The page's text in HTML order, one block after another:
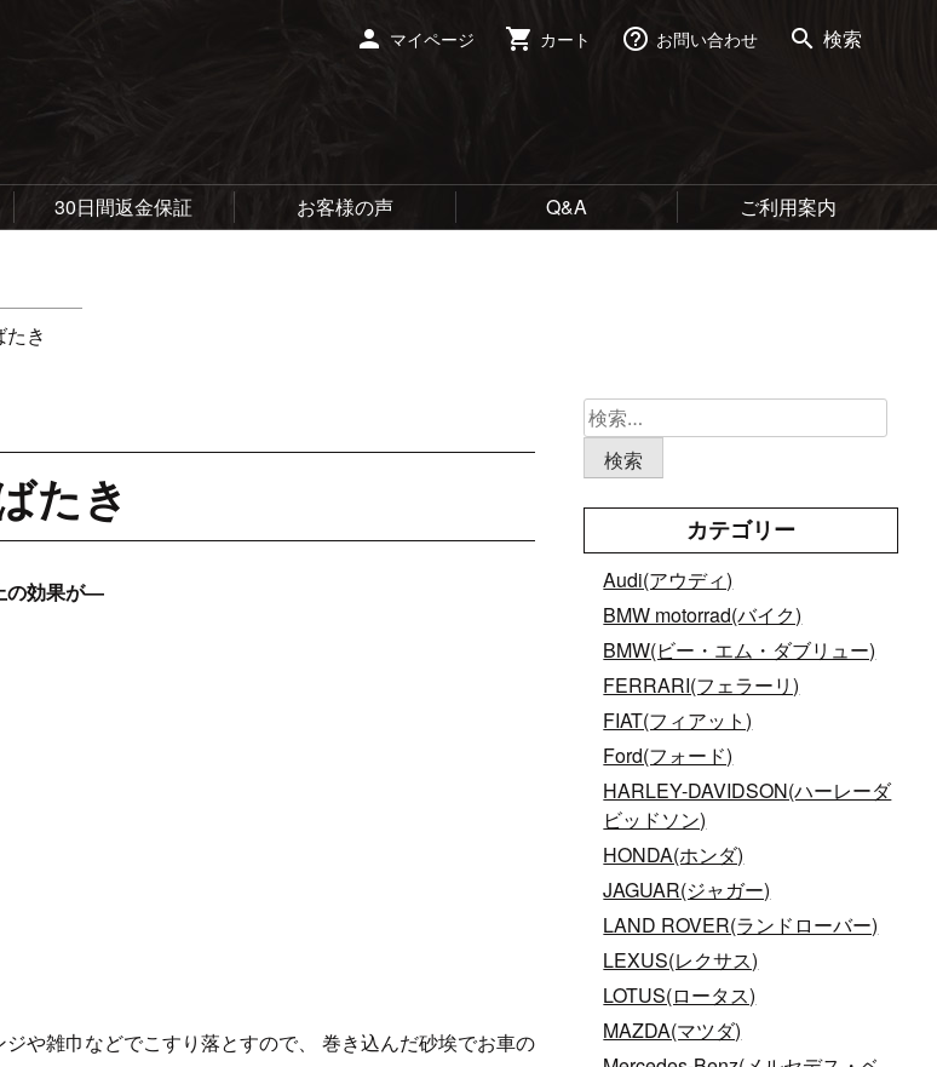
person マイページ shopping_cart カート help_outline お問い合わせ search 検索
30日間返金保証 お客様の声 Q&A ご利用案内
き
たき
の効果が―
や雑巾などでこすり落とすので、 巻き込んだ砂埃でお車の
検
索:
カテゴリー
Audi(アウディ)
BMW motorrad(バイク)
BMW(ビー・エム・ダブリュー)
FERRARI(フェラーリ)
FIAT(フィアット)
Ford(フォード)
HARLEY-DAVIDSON(ハーレーダ
ビッドソン)
HONDA(ホンダ)
JAGUAR(ジャガー)
LAND ROVER(ランドローバー)
LEXUS(レクサス)
LOTUS(ロータス)
MAZDA(マツダ)